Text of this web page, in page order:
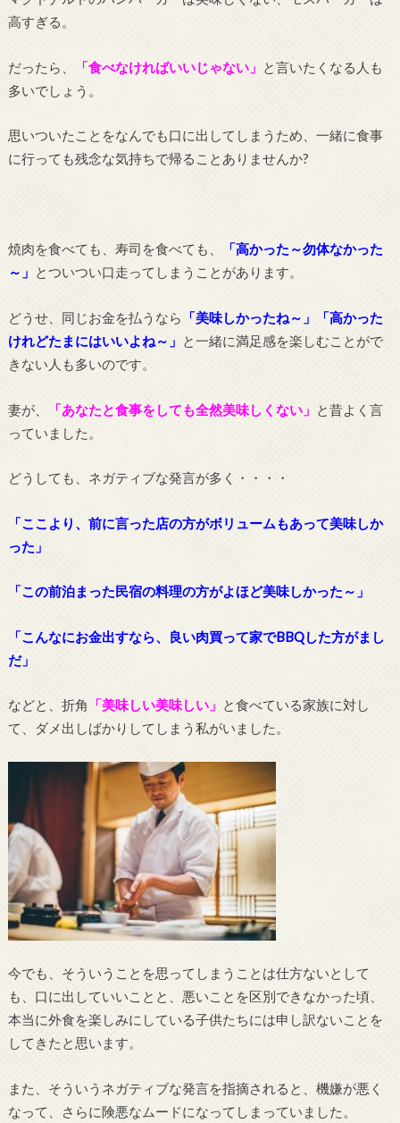
高すぎる。
だったら、 「食べなければいいじゃない」 と言いたくなる人も
多いでしょう。
思いついたことをなんでも口に出してしまうため、一緒に食事
に行っても残念な気持ちで帰ることありませんか?
焼肉を食べても、寿司を食べても、
「高かった～勿体なかった
～」 とついつい口走ってしまうことがあります。
どうせ、同じお金を払うなら
「美味しかったね～」「高かった
けれどたまにはいいよね～」 と一緒に満足感を楽しむことがで
きない人も多いのです。
妻が、 「あなたと食事をしても全然美味しくない」
と昔よく言
っていました。
どうしても、ネガティブな発言が多く・・・・
「ここより、前に言った店の方がボリュームもあって美味しか
った」
「この前泊まった民宿の料理の方がよほど美味しかった～」
「こんなにお金出すなら、良い肉買って家でBBQした方がまし
だ」
などと、折角 「美味しい美味しい」 と食べている家族に対し
て、ダメ出しばかりしてしまう私がいました。
今でも、そういうことを思ってしまうことは仕方ないとして
も、口に出していいことと、悪いことを区別できなかった頃、
本当に外食を楽しみにしている子供たちには申し訳ないことを
してきたと思います。
また、そういうネガティブな発言を指摘されると、機嫌が悪く
なって、さらに険悪なムードになってしまっていました。